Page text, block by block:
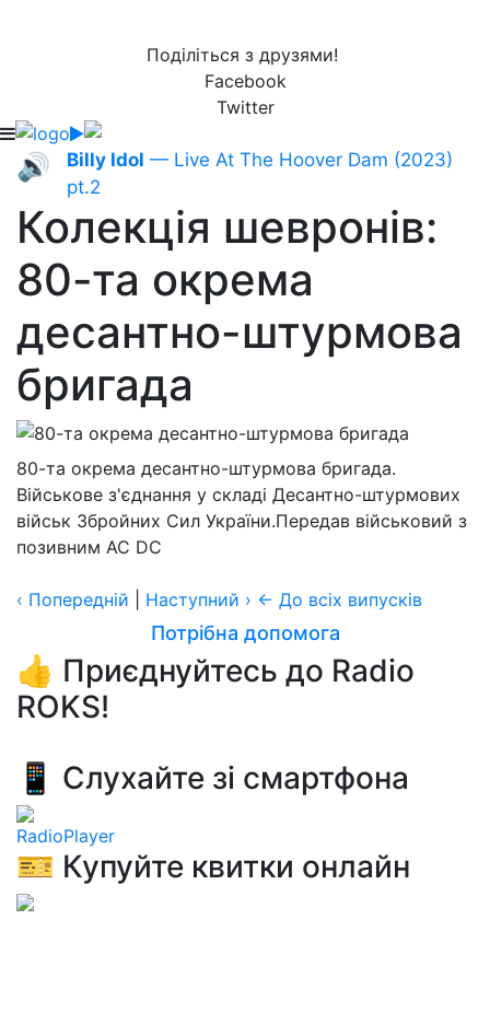
Поділіться з друзями!
Facebook
Twitter
🔊 Billy Idol — Live At The Hoover Dam (2023)
pt.2
Колекція шевронів:
80-та окрема
десантно-штурмова
бригада
80-та окрема десантно-штурмова бригада.
Військове з'єднання у складі Десантно-штурмових
військ Збройних Сил України.Передав військовий з
позивним AC DC
‹ Попередній Наступний › ← До всіх випусків
Потрібна допомога
👍 Приєднуйтесь до Radio
ROKS!
📱 Слухайте зі смартфона
RadioPlayer
🎫 Купуйте квитки онлайн